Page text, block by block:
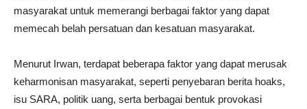
masyarakat untuk memerangi berbagai faktor yang dapat
memecah belah persatuan dan kesatuan masyarakat.
Menurut Irwan, terdapat beberapa faktor yang dapat merusak
keharmonisan masyarakat, seperti penyebaran berita hoaks,
isu SARA, politik uang, serta berbagai bentuk provokasi